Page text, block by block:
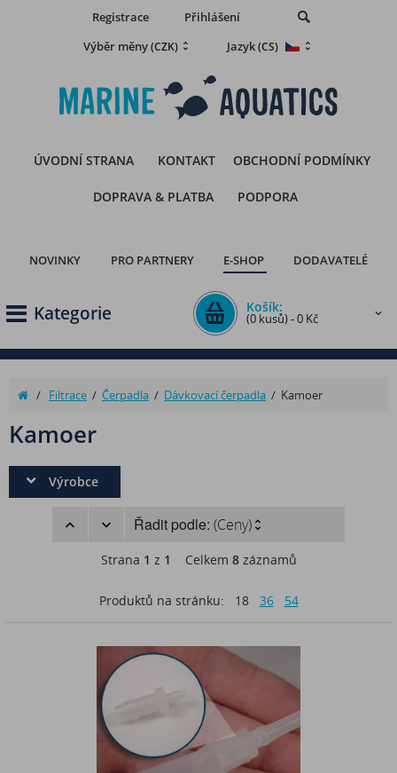
Registrace
Přihlášení
Výběr měny(CZK) Jazyk(CS)
ÚVODNÍ STRANA KONTAKT OBCHODNÍ PODMÍNKY
DOPRAVA & PLATBA PODPORA
NOVINKY PRO PARTNERY E-SHOP DODAVATELÉ
Kategorie Košík:
(0 kusů) - 0 Kč
/ Filtrace / Čerpadla / Dávkovací čerpadla / Kamoer
Kamoer
Výrobce
Řadit podle: (Ceny)
Strana 1 z 1 Celkem 8záznamů
Produktů na stránku: 18 36 54